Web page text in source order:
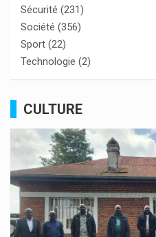
Sécurité (231)
Société (356)
Sport (22)
Technologie (2)
CULTURE